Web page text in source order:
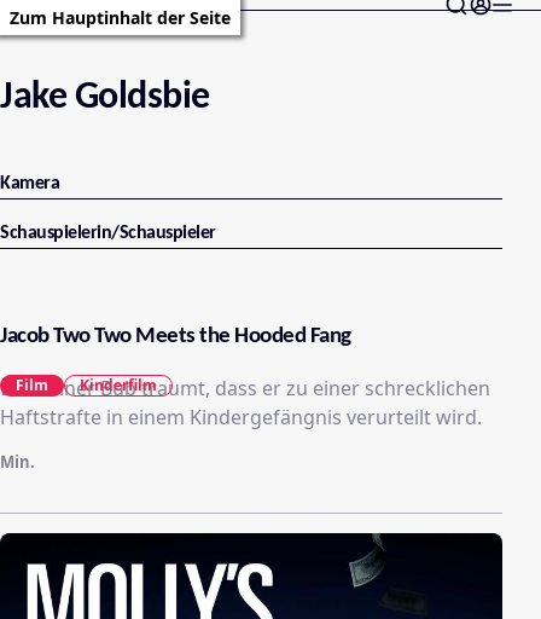
Zum Hauptinhalt der Seite
Jake Goldsbie
Kamera
Schauspielerin/Schauspieler
Jacob Two Two Meets the Hooded Fang
Ein kleiner Bub traumt, dass er zu einer schrecklichen
Haftstrafte in einem Kindergefängnis verurteilt wird.
Min.
Film Kinderfilm